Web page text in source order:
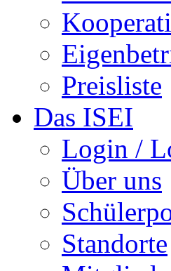
Preisliste
Das ISEI
Login /
Über uns
Standorte